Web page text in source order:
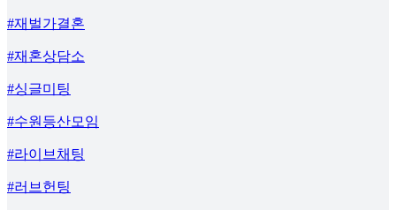
#재벌가결혼
#재혼상담소
#싱글미팅
#수원등산모임
#라이브채팅
#러브헌팅